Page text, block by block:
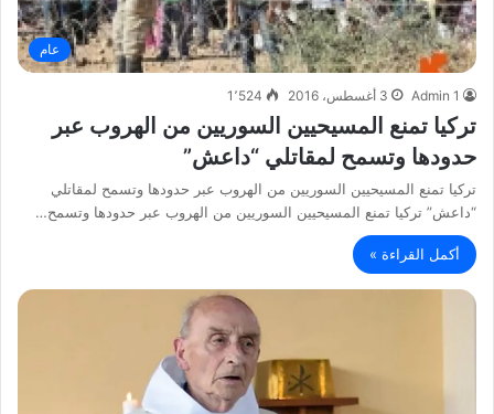
عام
Admin 1 3 أغسطس، 2016 1٬524
تركيا تمنع المسيحيين السوريين من الهروب عبر
حدودها وتسمح لمقاتلي “داعش”
تركيا تمنع المسيحيين السوريين من الهروب عبر حدودها وتسمح لمقاتلي
“داعش” تركيا تمنع المسيحيين السوريين من الهروب عبر حدودها وتسمح…
أكمل القراءة »